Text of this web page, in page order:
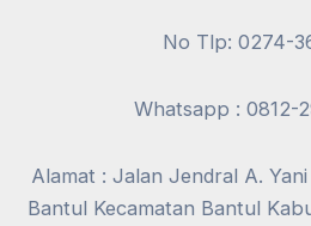
No Tlp: 0274-
Whatsapp : 0812-
Alamat : Jalan Jendral A.
Bantul Kecamatan Bantul